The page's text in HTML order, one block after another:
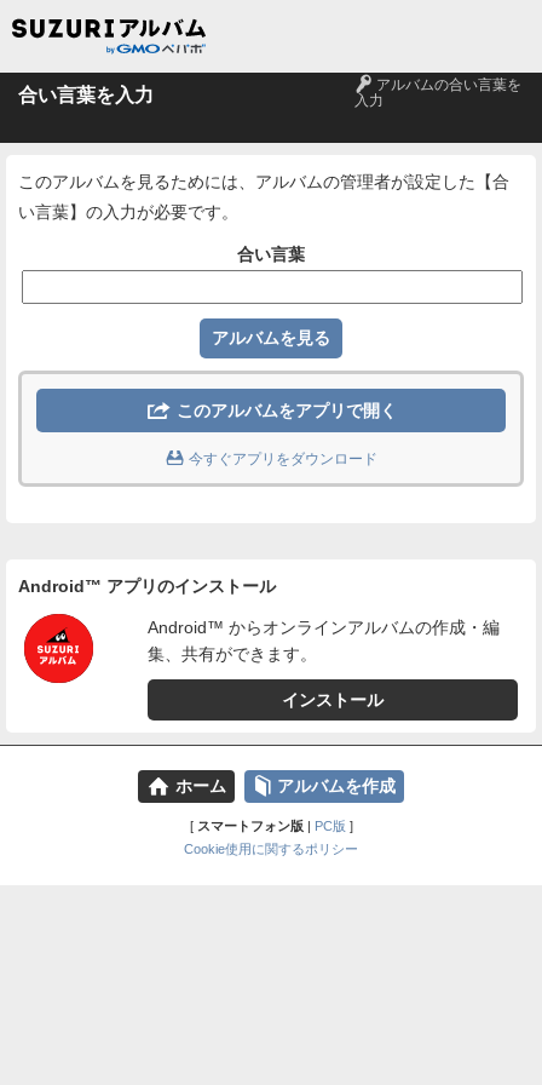
合い言葉を入力 🔑 アルバムの合い言葉を
入力
このアルバムを見るためには、アルバムの管理者が設定した【合
い言葉】の入力が必要です。
合い言葉
 このアルバムをアプリで開く
 今すぐアプリをダウンロード
Android™ アプリのインストール
Android™ からオンラインアルバムの作成・編
集、共有ができます。
インストール
⌂ ホーム 📕 アルバムを作成
[ スマートフォン版| PC版 ]
Cookie使用に関するポリシー